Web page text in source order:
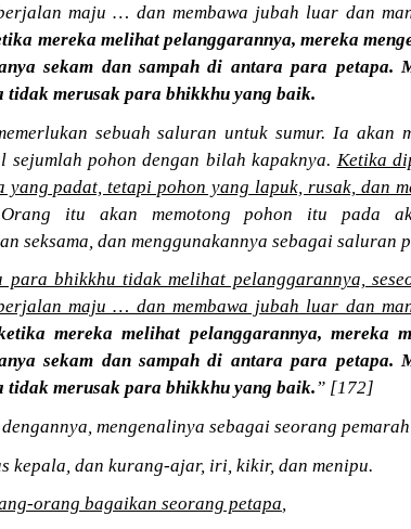
maju … dan membawa jubah luar dan
mereka melihat pelanggarannya, mereka
sekam dan sampah di antara para petapa.
tidak merusak para bhikkhu yang baik.
sebuah saluran untuk sumur. Ia akan
sejumlah pohon dengan bilah kapaknya. Ketika
yang padat, tetapi pohon yang lapuk, rusak, dan
itu akan memotong pohon itu pada
seksama, dan menggunakannya sebagai saluran
para bhikkhu tidak melihat pelanggarannya,
maju … dan membawa jubah luar dan
mereka melihat pelanggarannya, mereka
sekam dan sampah di antara para petapa.
tidak merusak para bhikkhu yang baik.” [172]
mengenalinya sebagai seorang
kepala, dan kurang-ajar, iri, kikir, dan menipu.
orang bagaikan seorang petapa,